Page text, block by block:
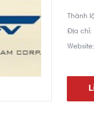
Thành
Địa chỉ:
Website: